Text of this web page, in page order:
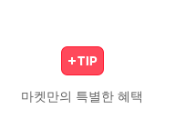
마켓만의 특별한 혜택